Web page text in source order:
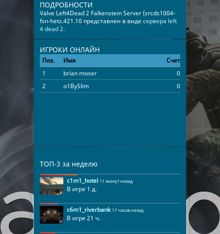
ПОДРОБНОСТИ
Valve Left4Dead 2 Falkenstein Server (srcds1004-
fsn-hetz.421.10 представлен в видесервера left
4 dead 2.
ИГРОКИ ОНЛАЙН
Поз. Имя Счет
1
brian moser 0 00:13:57
2
o1BySlim 0 00:04:14
ТОП-3 за неделю
c1m1_hotel 11 минут назад
В игре 1 д.
c6m1_riverbank 17 часов назад
В игре 21 ч.